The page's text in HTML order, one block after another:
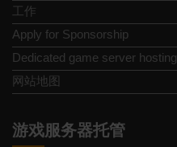
工作
Apply for Sponsorship
Dedicated game server hosting
网站地图
游戏服务器托管